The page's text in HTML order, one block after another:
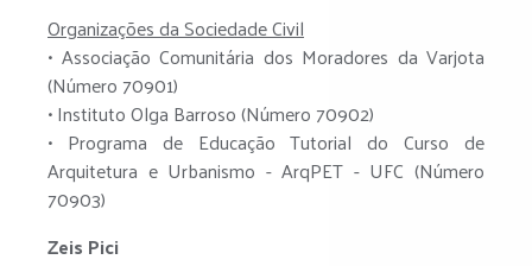
Organizações da Sociedade Civil
• Associação Comunitária dos Moradores da Varjota
(Número 70901)
• Instituto Olga Barroso (Número 70902)
• Programa de Educação Tutorial do Curso de
Arquitetura e Urbanismo - ArqPET - UFC (Número
70903)
Zeis Pici